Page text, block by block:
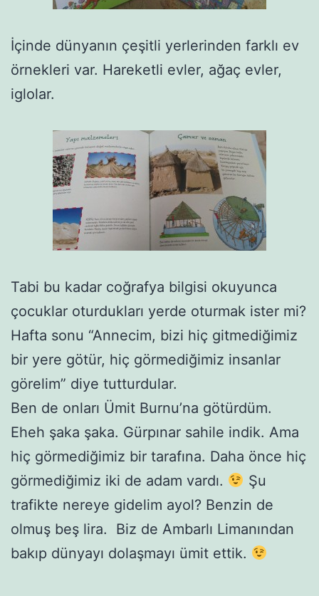
İçinde dünyanın çeşitli yerlerinden farklı ev
örnekleri var. Hareketli evler, ağaç evler,
iglolar.
Tabi bu kadar coğrafya bilgisi okuyunca
çocuklar oturdukları yerde oturmak ister mi?
Hafta sonu “Annecim, bizi hiç gitmediğimiz
bir yere götür, hiç görmediğimiz insanlar
görelim” diye tutturdular.
Ben de onları Ümit Burnu’na götürdüm.
Eheh şaka şaka. Gürpınar sahile indik. Ama
hiç görmediğimiz bir tarafına. Daha önce hiç
görmediğimiz iki de adam vardı.
Şu
trafikte nereye gidelim ayol? Benzin de
olmuş beş lira. Biz de Ambarlı Limanından
bakıp dünyayı dolaşmayı ümit ettik.